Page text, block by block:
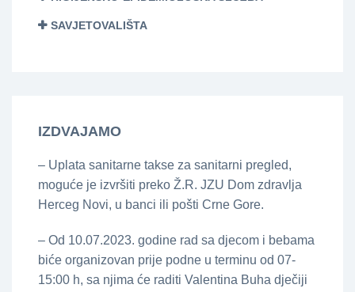
SAVJETOVALIŠTA
IZDVAJAMO
– Uplata sanitarne takse za sanitarni pregled,
moguće je izvršiti preko Ž.R. JZU Dom zdravlja
Herceg Novi, u banci ili pošti Crne Gore.
– Od 10.07.2023. godine rad sa djecom i bebama
biće organizovan prije podne u terminu od 07-
15:00 h, sa njima će raditi Valentina Buha dječiji